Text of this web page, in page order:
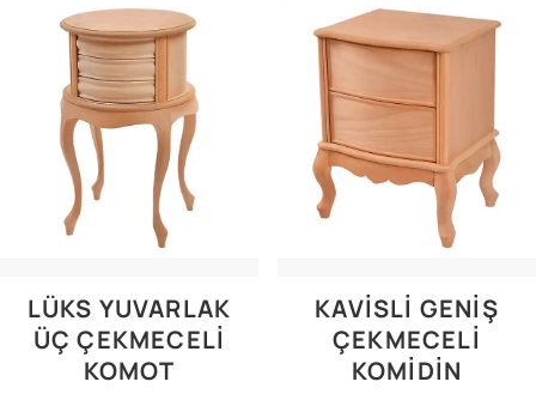
LÜKS YUVARLAK
ÜÇ ÇEKMECELI
KOMOT
KAVISLI GENIŞ
ÇEKMECELI
KOMIDIN